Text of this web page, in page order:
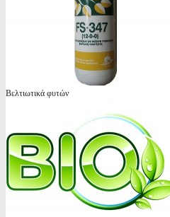
Βελτιωτικά φυτών